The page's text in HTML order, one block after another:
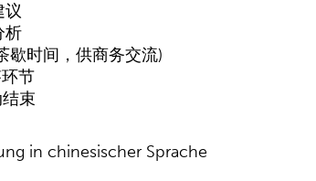
议
析
歇时间，供商务交流)
节
束
in chinesischer Sprache